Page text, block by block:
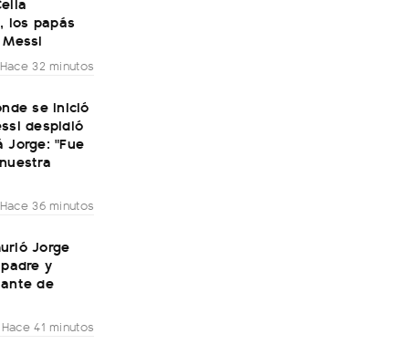
los papás
Hace 32 minutos
se inició
despidió
Jorge: "Fue
Hace 36 minutos
Jorge
y
de
Hace 41 minutos